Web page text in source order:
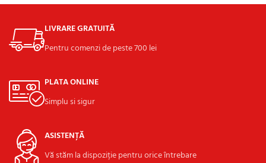
LIVRARE GRATUITĂ
Pentru comenzi de peste 700 lei
PLATA ONLINE
Simplu si sigur
ASISTENȚĂ
Vă stăm la dispoziție pentru orice întrebare